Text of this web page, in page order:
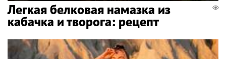
Легкая белковая намазка из
кабачка и творога: рецепт